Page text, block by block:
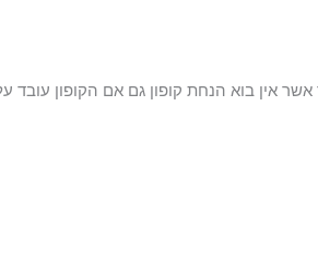
אין בוא הנחת קופון גם אם הקופון עובד